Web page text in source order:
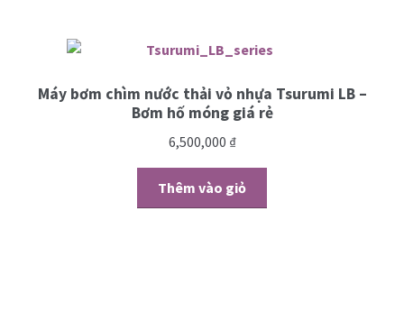
Máy bơm chìm nước thải vỏ nhựa Tsurumi LB –
Bơm hố móng giá rẻ
6,500,000 ₫
Thêm vào giỏ